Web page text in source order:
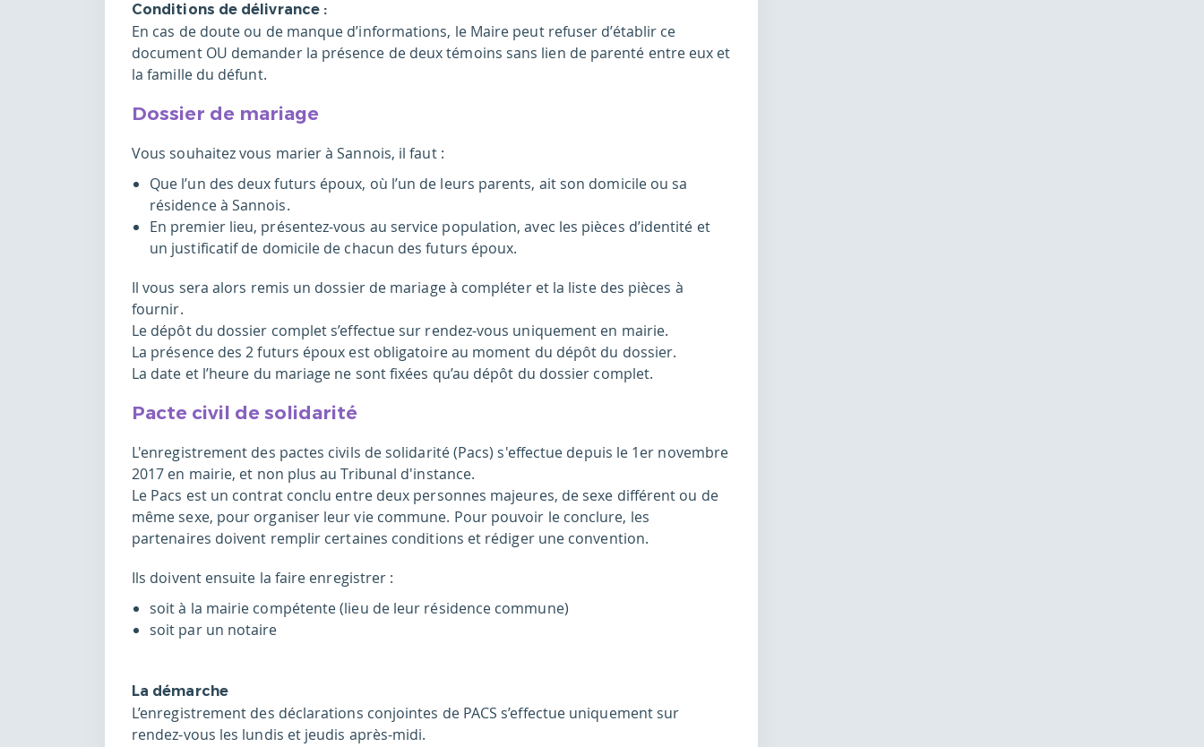
Conditions de délivrance :
En cas de doute ou de manque d’informations, le Maire peut refuser d’établir ce
document OU demander la présence de deux témoins sans lien de parenté entre eux et
la famille du défunt.
Dossier de mariage
Vous souhaitez vous marier à Sannois, il faut :
Que l’un des deux futurs époux, où l’un de leurs parents, ait son domicile ou sa
résidence à Sannois.
En premier lieu, présentez-vous au service population, avec les pièces d’identité et
un justificatif de domicile de chacun des futurs époux.
Il vous sera alors remis un dossier de mariage à compléter et la liste des pièces à
fournir.
Le dépôt du dossier complet s’effectue sur rendez-vous uniquement en mairie.
La présence des 2 futurs époux est obligatoire au moment du dépôt du dossier.
La date et l’heure du mariage ne sont fixées qu’au dépôt du dossier complet.
Pacte civil de solidarité
L'enregistrement des pactes civils de solidarité (Pacs) s'effectue depuis le 1er novembre
2017 en mairie, et non plus au Tribunal d'instance.
Le Pacs est un contrat conclu entre deux personnes majeures, de sexe différent ou de
même sexe, pour organiser leur vie commune. Pour pouvoir le conclure, les
partenaires doivent remplir certaines conditions et rédiger une convention.
Ils doivent ensuite la faire enregistrer :
soit à la mairie compétente (lieu de leur résidence commune)
soit par un notaire
La démarche
L’enregistrement des déclarations conjointes de PACS s’effectue uniquement sur
rendez-vous les lundis et jeudis après-midi.